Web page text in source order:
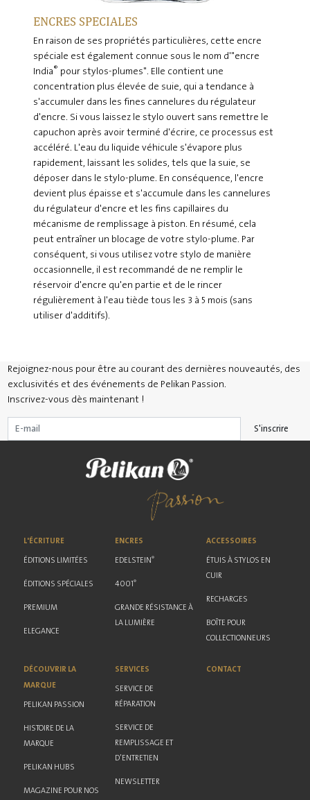
ENCRES SPECIALES
En raison de ses propriétés particulières, cette encre
spéciale est également connue sous le nom d'"encre
India® pour stylos-plumes". Elle contient une
concentration plus élevée de suie, qui a tendance à
s'accumuler dans les fines cannelures du régulateur
d'encre. Si vous laissez le stylo ouvert sans remettre le
capuchon après avoir terminé d'écrire, ce processus est
accéléré. L'eau du liquide véhicule s'évapore plus
rapidement, laissant les solides, tels que la suie, se
déposer dans le stylo-plume. En conséquence, l'encre
devient plus épaisse et s'accumule dans les cannelures
du régulateur d'encre et les fins capillaires du
mécanisme de remplissage à piston. En résumé, cela
peut entraîner un blocage de votre stylo-plume. Par
conséquent, si vous utilisez votre stylo de manière
occasionnelle, il est recommandé de ne remplir le
réservoir d'encre qu'en partie et de le rincer
régulièrement à l'eau tiède tous les 3 à 5 mois (sans
utiliser d'additifs).
Rejoignez-nous pour être au courant des dernières nouveautés, des
exclusivités et des événements de Pelikan Passion.
Inscrivez-vous dès maintenant !
S'inscrire
L'ÉCRITURE
ÉDITIONS LIMITÉES
ÉDITIONS SPÉCIALES
PREMIUM
ELEGANCE
ENCRES
EDELSTEIN ®
4001 ®
GRANDE RÉSISTANCE À
LA LUMIÈRE
ACCESSOIRES
ÉTUIS À STYLOS EN
CUIR
RECHARGES
BOÎTE POUR
COLLECTIONNEURS
DÉCOUVRIR LA
MARQUE
PELIKAN PASSION
HISTOIRE DE LA
MARQUE
PELIKAN HUBS
MAGAZINE POUR NOS
SERVICES
SERVICE DE
RÉPARATION
SERVICE DE
REMPLISSAGE ET
D'ENTRETIEN
NEWSLETTER
CONTACT